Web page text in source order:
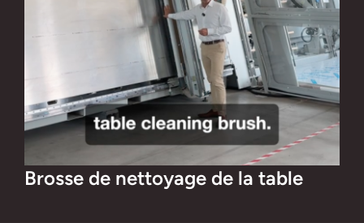
Brosse de nettoyage de la table